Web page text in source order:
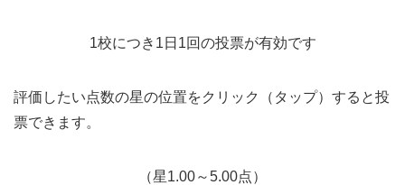
1校につき1日1回の投票が有効です
評価したい点数の星の位置をクリック（タップ）すると投
票できます。
（星1.00～5.00点）